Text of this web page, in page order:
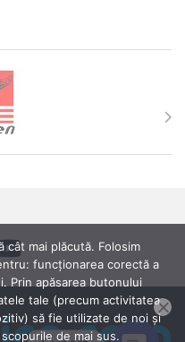
cât mai plăcută. Folosim
funcționarea corectă a
Prin apăsarea butonului
tale (precum activitatea
să fie utilizate de noi și
de mai sus.